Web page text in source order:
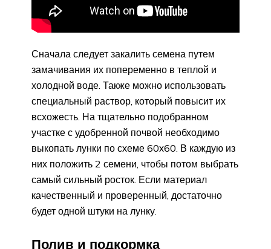
Сначала следует закалить семена путем
замачивания их попеременно в теплой и
холодной воде. Также можно использовать
специальный раствор, который повысит их
всхожесть. На тщательно подобранном
участке с удобренной почвой необходимо
выкопать лунки по схеме 60х60. В каждую из
них положить 2 семени, чтобы потом выбрать
самый сильный росток. Если материал
качественный и проверенный, достаточно
будет одной штуки на лунку.
Полив и подкормка